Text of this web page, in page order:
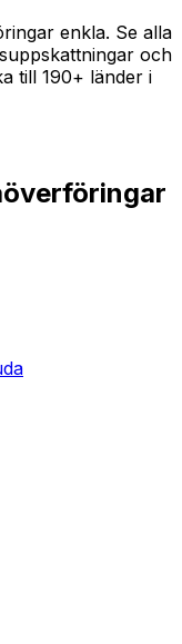
enkla. Se alla
och
till 190+ länder i